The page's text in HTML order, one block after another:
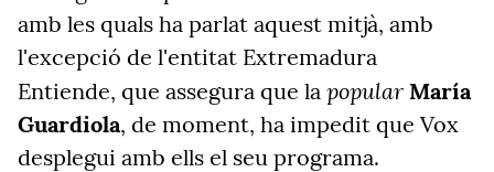
amb les quals ha parlat aquest mitjà, amb
l'excepció de l'entitat Extremadura
Entiende, que assegura que la popular María
Guardiola, de moment, ha impedit que Vox
desplegui amb ells el seu programa.